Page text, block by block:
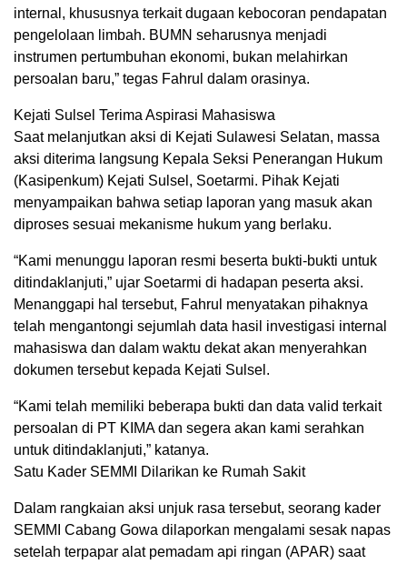
internal, khususnya terkait dugaan kebocoran pendapatan
pengelolaan limbah. BUMN seharusnya menjadi
instrumen pertumbuhan ekonomi, bukan melahirkan
persoalan baru,” tegas Fahrul dalam orasinya.
Kejati Sulsel Terima Aspirasi Mahasiswa
Saat melanjutkan aksi di Kejati Sulawesi Selatan, massa
aksi diterima langsung Kepala Seksi Penerangan Hukum
(Kasipenkum) Kejati Sulsel, Soetarmi. Pihak Kejati
menyampaikan bahwa setiap laporan yang masuk akan
diproses sesuai mekanisme hukum yang berlaku.
“Kami menunggu laporan resmi beserta bukti-bukti untuk
ditindaklanjuti,” ujar Soetarmi di hadapan peserta aksi.
Menanggapi hal tersebut, Fahrul menyatakan pihaknya
telah mengantongi sejumlah data hasil investigasi internal
mahasiswa dan dalam waktu dekat akan menyerahkan
dokumen tersebut kepada Kejati Sulsel.
“Kami telah memiliki beberapa bukti dan data valid terkait
persoalan di PT KIMA dan segera akan kami serahkan
untuk ditindaklanjuti,” katanya.
Satu Kader SEMMI Dilarikan ke Rumah Sakit
Dalam rangkaian aksi unjuk rasa tersebut, seorang kader
SEMMI Cabang Gowa dilaporkan mengalami sesak napas
setelah terpapar alat pemadam api ringan (APAR) saat